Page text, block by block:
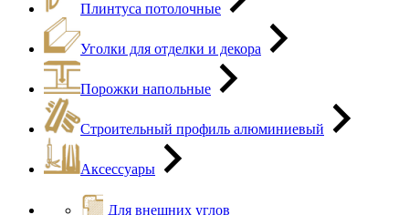
Плинтуса потолочные
Уголки для отделки и декора
Порожки напольные
Строительный профиль алюминиевый
Аксессуары
Для внешних углов